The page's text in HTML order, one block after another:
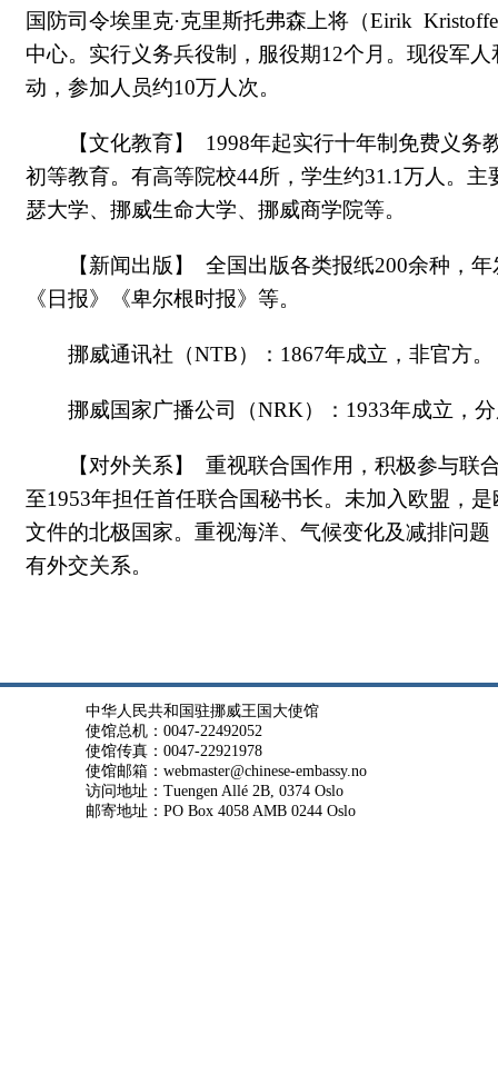
国防司令埃里克·克里斯托弗森上将（Eirik
中心。实行义务兵役制，服役期12个月。现役军
动，参加人员约10万人次。
【文化教育】 1998年起实行十年制免费义
初等教育。有高等院校44所，学生约31.1万人。
瑟大学、挪威生命大学、挪威商学院等。
【新闻出版】 全国出版各类报纸200余种，
《日报》《卑尔根时报》等。
挪威通讯社（NTB）：1867年成立，非官方。
挪威国家广播公司（NRK）：1933年成立，
【对外关系】 重视联合国作用，积极参与联
至1953年担任首任联合国秘书长。未加入欧盟，
文件的北极国家。重视海洋、气候变化及减排问
有外交关系。
中华人民共和国驻挪威王国大使馆
使馆总机：0047-22492052
使馆传真：0047-22921978
使馆邮箱：webmaster@chinese-embassy.no
访问地址：Tuengen Allé 2B, 0374 Oslo
邮寄地址：PO Box 4058 AMB 0244 Oslo